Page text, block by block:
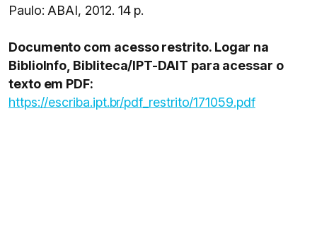
Paulo: ABAI, 2012. 14 p.
Documento com acesso restrito. Logar na
BiblioInfo, Bibliteca/IPT-DAIT para acessar o
texto em PDF:
https://escriba.ipt.br/pdf_restrito/171059.pdf